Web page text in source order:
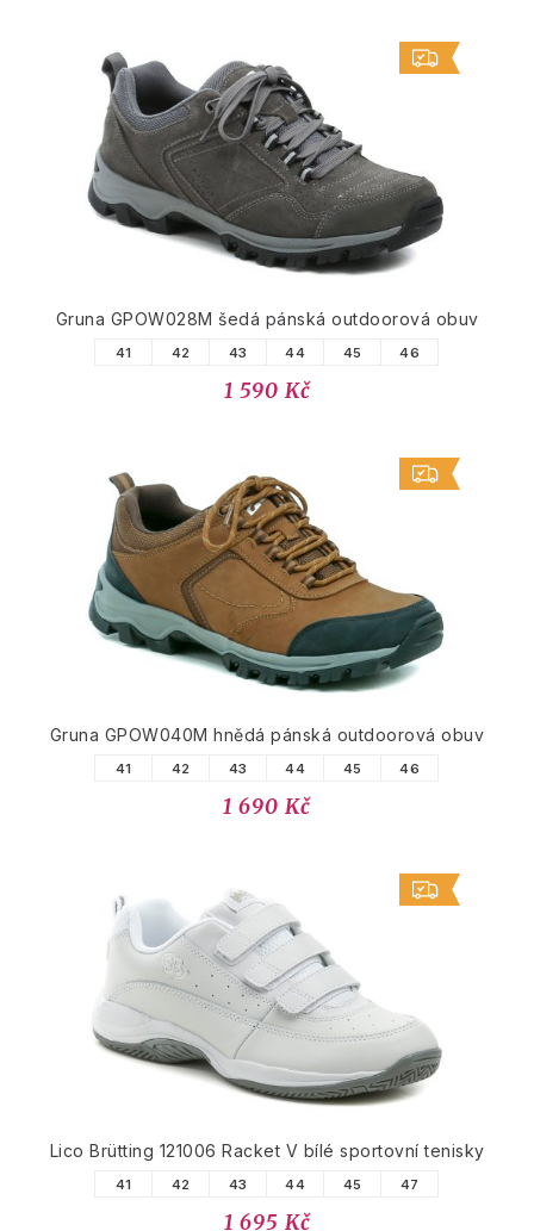
Gruna GPOW028M šedá pánská outdoorová obuv
41 42 43 44 45 46
1 590 Kč
Gruna GPOW040M hnědá pánská outdoorová obuv
41 42 43 44 45 46
1 690 Kč
Lico Brütting 121006 Racket V bílé sportovní tenisky
41 42 43 44 45 47
1 695 Kč